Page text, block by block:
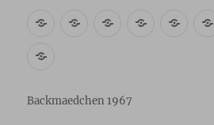
Über
Rezept-Kooperation
Brötchen
Brot
Hefeteig
Backmaedchen 1967